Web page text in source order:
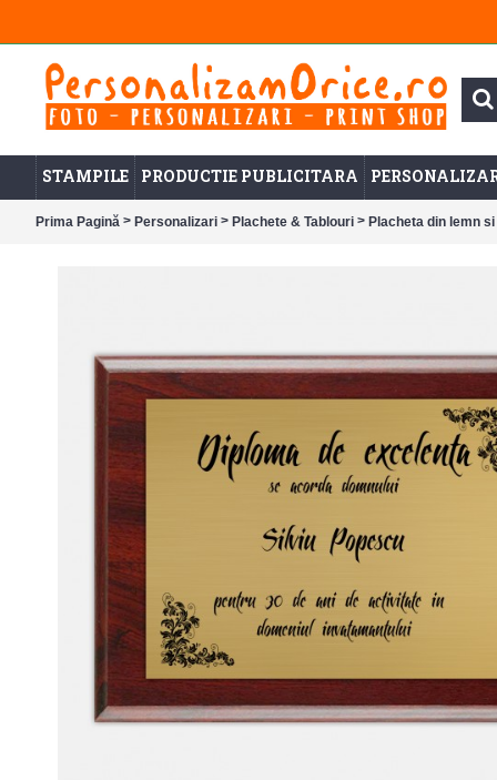
STAMPILE PRODUCTIE PUBLICITARA
Prima Pagină > Personalizari > Plachete & Tablouri > Placheta din lemn